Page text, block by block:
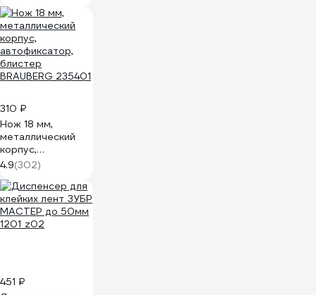
310 ₽
Нож 18 мм,
металлический
корпус,
автофиксатор,
блистер
BRAUBERG 235401
4.9(302)
451 ₽